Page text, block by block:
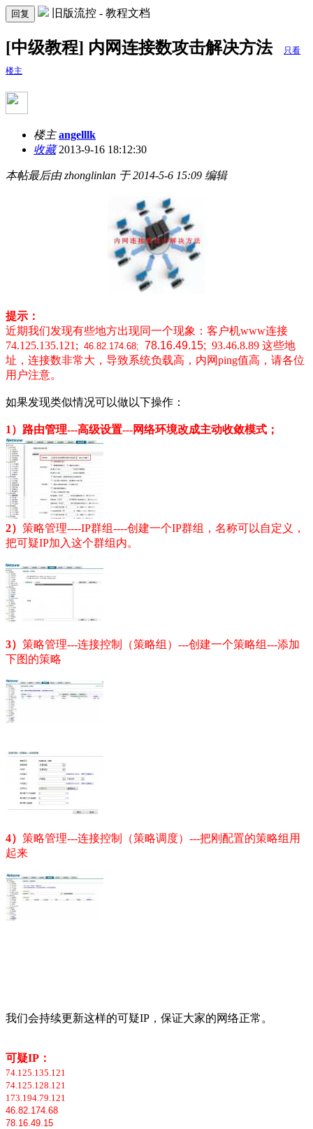
回复 旧版流控 - 教程文档
[中级教程] 内网连接数攻击解决方法 只看
楼主
楼主 angelllk
收藏2013-9-16 18:12:30
本帖最后由 zhonglinlan 于 2014-5-6 15:09 编辑
提示：
近期我们发现有些地方出现同一个现象： 客户机www连接
74.125.135.121; 46.82.174.68; 78.16.49.15; 93.46.8.89 这些地
址，连接数非常大，导致系统负载高，内网ping值高，请各位
用户注意。
如果发现类似情况可以做以下操作：
1）路由管理---高级设置---网络环境改成主动收敛模式；
2） 策略管理----IP群组----创建一个IP群组，名称可以自定义，
把可疑IP加入这个群组内。
3） 策略管理---连接控制（策略组）---创建一个策略组---添加
下图的策略
4） 策略管理---连接控制（策略调度）---把刚配置的策略组用
起来
我们会持续更新这样的可疑IP，保证大家的网络正常。
可疑IP：
74.125.135.121
74.125.128.121
173.194.79.121
46.82.174.68
78.16.49.15